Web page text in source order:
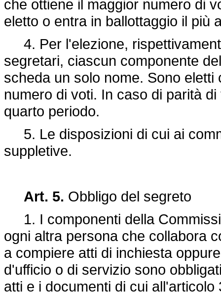
che ottiene il maggior numero di
eletto o entra in ballottaggio il più
4. Per l'elezione,
segretari, ciascun componente
scheda un solo nome. Sono
numero di voti. In caso di parità
quarto periodo.
5. Le disposizioni di cui ai
suppletive.
Art. 5. Obbligo del segreto
1. I componenti della
ogni altra persona che collabora
a compiere atti di inchiesta
d'ufficio o di servizio sono
atti e i documenti di cui all'articolo